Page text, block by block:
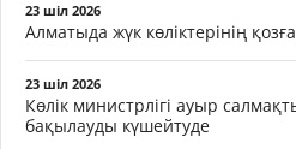
23 шіл 2026
Алматыда жүк көліктерінің
23 шіл 2026
Көлік министрлігі ауыр
бақылауды күшейтуде